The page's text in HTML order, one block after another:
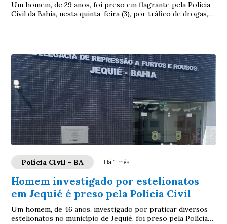
Um homem, de 29 anos, foi preso em flagrante pela Polícia
Civil da Bahia, nesta quinta-feira (3), por tráfico de drogas,
Polícia Civil - BA Há 1 mês
Homem investigado por estelionatos
em Jequié é preso pela Polícia Civil
Um homem, de 46 anos, investigado por praticar diversos
estelionatos no município de Jequié, foi preso pela Polícia